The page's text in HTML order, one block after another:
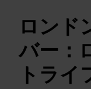
ロンド
バー：
トライ